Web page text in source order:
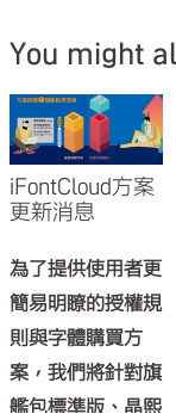
You might
iFontCloud方案
更新消息
為了提供使用者更
簡易明瞭的授權規
則與字體購買方
案，我們將針對旗
艦包標準版、晶熙